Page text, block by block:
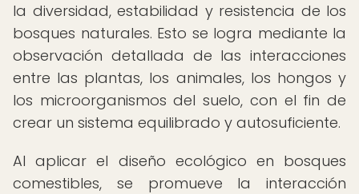
la diversidad, estabilidad y resistencia de los
bosques naturales. Esto se logra mediante la
observación detallada de las interacciones
entre las plantas, los animales, los hongos y
los microorganismos del suelo, con el fin de
crear un sistema equilibrado y autosuficiente.
Al aplicar el diseño ecológico en bosques
comestibles, se promueve la interacción